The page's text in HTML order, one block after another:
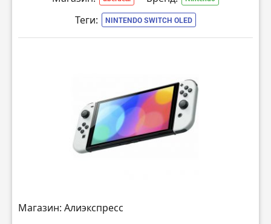
Теги: NINTENDO SWITCH OLED
Магазин: Алиэкспресс